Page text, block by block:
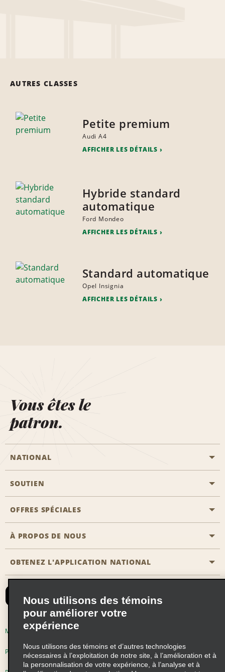
AUTRES CLASSES
Petite premium
Audi A4
AFFICHER LES DÉTAILS
Hybride standard
automatique
Ford Mondeo
AFFICHER LES DÉTAILS
Standard automatique
Opel Insignia
AFFICHER LES DÉTAILS
Vous êtes le
patron.
NATIONAL
Aviation générale
Emplacements Emerald Aisle
Agents de voyage
Réserver un véhicule pour quelqu'un d'autre
Emerald Club se connecter
Emerald Club S'inscrire
Emerald Club Avantages
Emerald Club Services
SOUTIEN
Clients ayant un handicap
Nous contacter
FAQ
OFFRES SPÉCIALES
Toutes les offres
Abonnement aux courriels
À PROPOS DE NOUS
Histoire de l’entreprise
Responsabilité sociale
Occasions de franchise mondiales
Perspectives de carrière
OBTENEZ L'APPLICATION NATIONAL
Modalités d'utilisation
Politique sur les fichiers témoins
Nous utilisons des témoins
pour améliorer votre
expérience
Nous utilisons des témoins et d’autres technologies
nécessaires à l’exploitation de notre site, à l’amélioration et à
la personnalisation de votre expérience, à l’analyse et à